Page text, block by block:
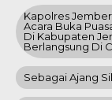
Kapolres
Acara Buka
Di Kabupaten
Berlangsung Di
Sebagai Ajang